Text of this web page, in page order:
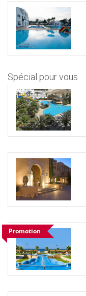
Spécial pour vous
Promotion